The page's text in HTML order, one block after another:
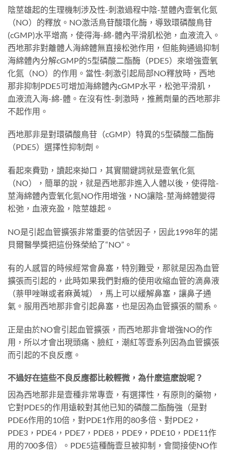
陰莖雄起的生理機制涉及性-刺激過程中陰-莖體內壹氧化氮
（NO）的釋放。NO激活鳥苷酸環化酶，導致環磷酸鳥苷
(cGMP)水平增高，使得海-綿-體內平滑肌松弛，血液流入。
西地那非對離體人海綿體無直接松弛作用，但能夠通過抑制
海綿體內分解cGMP的5型磷酸二酯酶（PDE5）來增強壹氧
化氮（NO）的作用。當性-刺激引起局部NO釋放時，西地
那非抑制PDE5可增加海綿體內cGMP水平，松弛平滑肌，
血液流入海-綿-體。在沒有性-刺激時，推薦劑量的西地那非
不起作用。
西地那非是對環磷酸鳥苷（cGMP）特異的5型磷酸二酯酶
（PDE5）選擇性抑制劑。
看起來費勁，讀起來拗口，其實關鍵詞就是壹氧化氮
（NO），簡單的說，就是西地那非進入人體以後，使得陰-
莖海綿體內壹氧化氮NO作用增強，NO讓陰-莖海綿體變得
松弛，血液充盈，陰莖雄起。
NO是引起血管擴張非常重要的信號因子，因此1998年的諾
貝爾醫學獎把這份殊榮給了“NO”。
有的人感冒的時候經常會鼻塞，特別難受，那就是因為血管
擴張而引起的，此時如果我們對癥的使用收縮血管的滴鼻液
（萘甲唑啉或者麻黃堿），馬上可以緩解鼻塞，讓鼻子通
氣。服用西地那非會引起鼻塞，也是因為血管擴張的關系。
正是由於NO會引起血管擴張，而西地那非會增強NO的作
用，所以才會出現頭痛、臉紅，潮紅等壹系列因為血管擴張
而引起的不良反應。
不過好在這些不良反應都比較輕微，為什麽這麽說呢？
因為西地那非是壹種非常專壹，有選擇性，有原則的藥物，
它對PDE5的作用遠較對其他已知的磷酸二酯酶強（是對
PDE6作用的10倍，對PDE1作用的80多倍、對PDE2，
PDE3，PDE4，PDE7，PDE8，PDE9，PDE10，PDE11作
用的700多倍）。PDE5這種酶壹旦被抑制，會間接使NO作